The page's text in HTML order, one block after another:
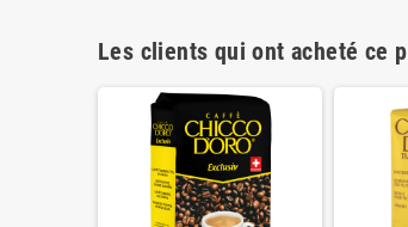
Les clients qui ont acheté ce